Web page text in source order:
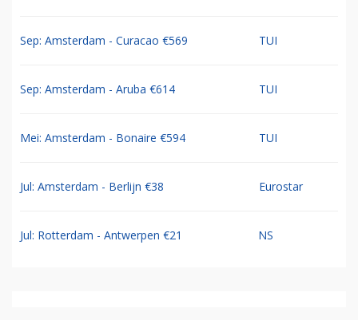
Sep: Amsterdam - Curacao €569 TUI
Sep: Amsterdam - Aruba €614 TUI
Mei: Amsterdam - Bonaire €594 TUI
Jul: Amsterdam - Berlijn €38 Eurostar
Jul: Rotterdam - Antwerpen €21 NS